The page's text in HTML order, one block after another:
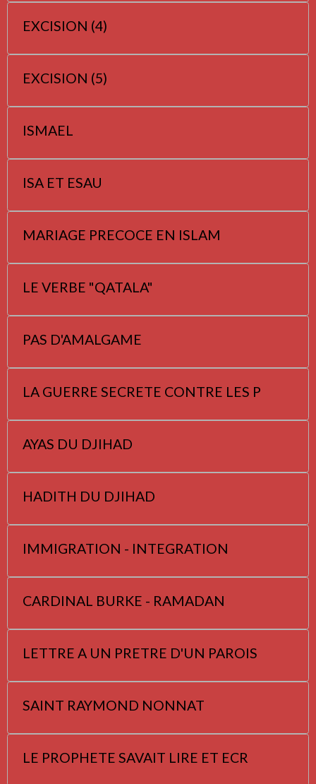
EXCISION (4)
EXCISION (5)
ISMAEL
ISA ET ESAU
MARIAGE PRECOCE EN ISLAM
LE VERBE "QATALA"
PAS D'AMALGAME
LA GUERRE SECRETE CONTRE LES P
AYAS DU DJIHAD
HADITH DU DJIHAD
IMMIGRATION - INTEGRATION
CARDINAL BURKE - RAMADAN
LETTRE A UN PRETRE D'UN PAROIS
SAINT RAYMOND NONNAT
LE PROPHETE SAVAIT LIRE ET ECR